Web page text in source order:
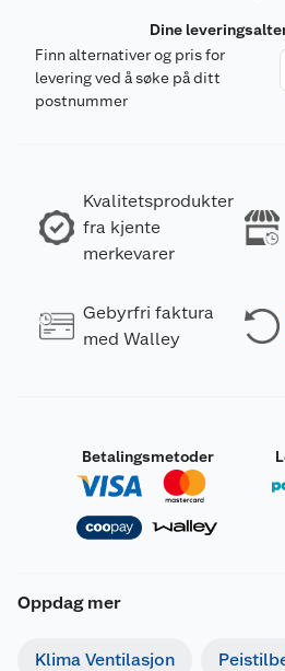
Dine
Finn alternativer og pris for
levering ved å søke på ditt
postnummer
Kvalitetsprodukter
fra kjente
merkevarer
Gebyrfri faktura
med Walley
Betalingsmetoder
Oppdag mer
Klima Ventilasjon